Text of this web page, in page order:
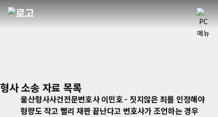
형사 소송 자료 목록
울산형사사건전문변호사 이민호 - 짓지않은 죄를 인정해야
형량도 작고 빨리 재판 끝난다고 변호사가 조언하는 경우